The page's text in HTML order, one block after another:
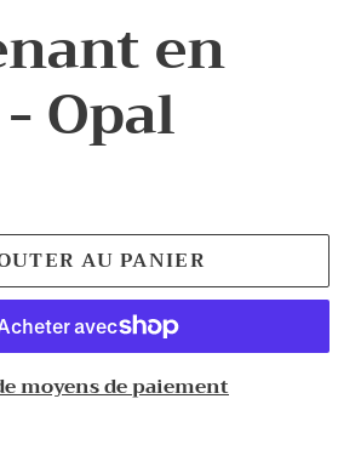
en
Opal
AU PANIER
moyens de paiement